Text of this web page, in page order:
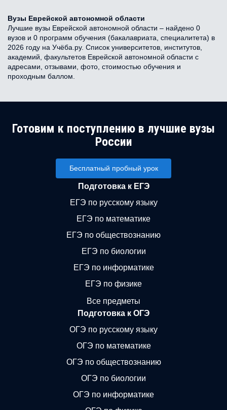
Вузы Еврейской автономной области
Лучшие вузы Еврейской автономной области – найдено 0
вузов и 0 программ обучения (бакалавриата, специалитета) в
2026 году на Учёба.ру. Список университетов, институтов,
академий, факультетов Еврейской автономной области с
адресами, отзывами, фото, стоимостью обучения и
проходным баллом.
Готовим к поступлению в лучшие вузы
России
Бесплатный пробный урок
Подготовка к ЕГЭ
ЕГЭ по русскому языку
ЕГЭ по математике
ЕГЭ по обществознанию
ЕГЭ по биологии
ЕГЭ по информатике
ЕГЭ по физике
Все предметы
Подготовка к ОГЭ
ОГЭ по русскому языку
ОГЭ по математике
ОГЭ по обществознанию
ОГЭ по биологии
ОГЭ по информатике